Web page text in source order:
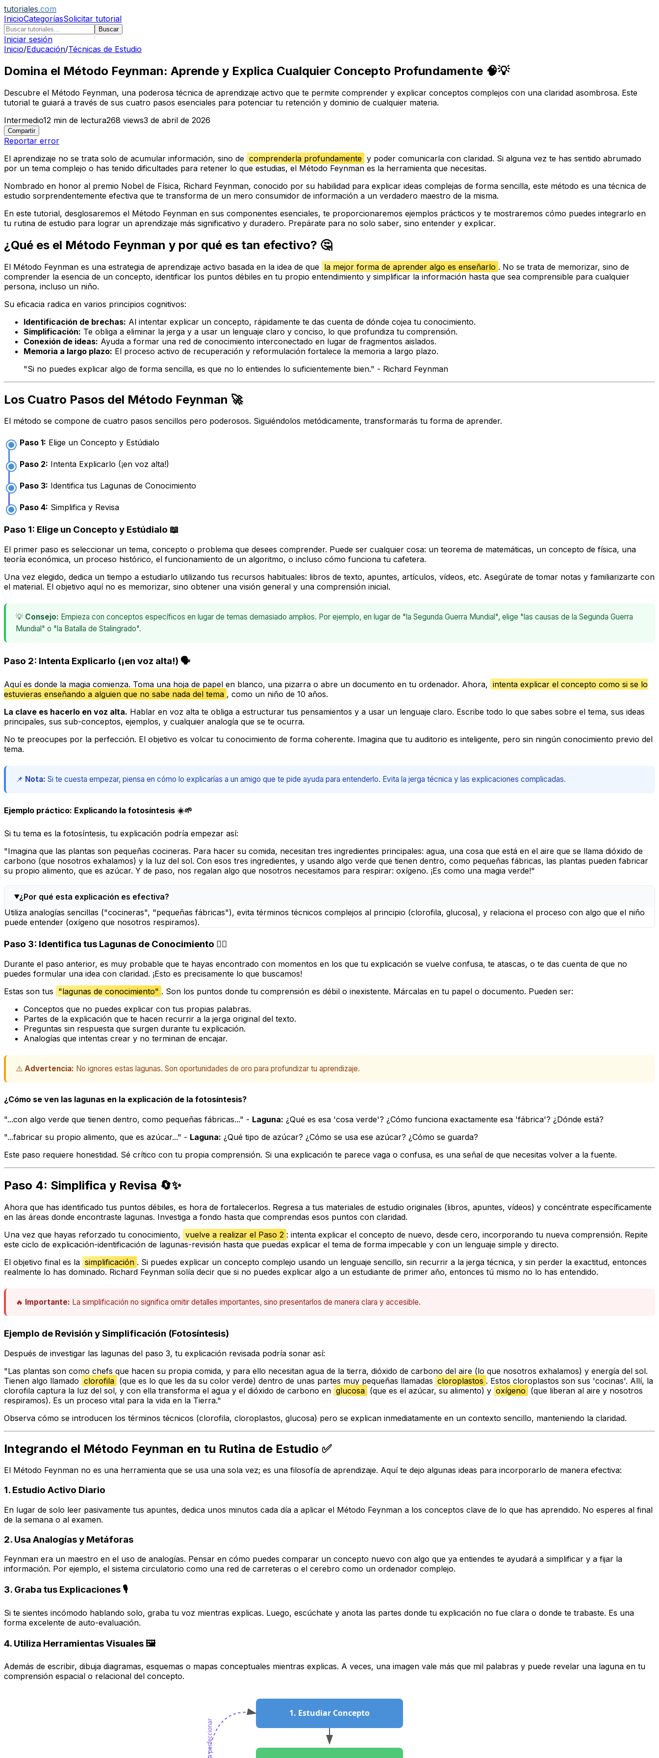
tutoriales.com
InicioCategoríasSolicitar tutorial
Buscar
Iniciar sesión
Inicio/Educación/Técnicas de Estudio
Domina el Método Feynman: Aprende y Explica Cualquier Concepto Profundamente 🧠💡
Descubre el Método Feynman, una poderosa técnica de aprendizaje activo que te permite comprender y explicar conceptos complejos con una claridad asombrosa. Este
tutorial te guiará a través de sus cuatro pasos esenciales para potenciar tu retención y dominio de cualquier materia.
Intermedio12 min de lectura268 views3 de abril de 2026
Compartir
Reportar error
El aprendizaje no se trata solo de acumular información, sino de comprenderla profundamente y poder comunicarla con claridad. Si alguna vez te has sentido abrumado
por un tema complejo o has tenido dificultades para retener lo que estudias, el Método Feynman es la herramienta que necesitas.
Nombrado en honor al premio Nobel de Física, Richard Feynman, conocido por su habilidad para explicar ideas complejas de forma sencilla, este método es una técnica de
estudio sorprendentemente efectiva que te transforma de un mero consumidor de información a un verdadero maestro de la misma.
En este tutorial, desglosaremos el Método Feynman en sus componentes esenciales, te proporcionaremos ejemplos prácticos y te mostraremos cómo puedes integrarlo en
tu rutina de estudio para lograr un aprendizaje más significativo y duradero. Prepárate para no solo saber, sino entender y explicar.
¿Qué es el Método Feynman y por qué es tan efectivo? 🤔
El Método Feynman es una estrategia de aprendizaje activo basada en la idea de que la mejor forma de aprender algo es enseñarlo . No se trata de memorizar, sino de
comprender la esencia de un concepto, identificar los puntos débiles en tu propio entendimiento y simplificar la información hasta que sea comprensible para cualquier
persona, incluso un niño.
Su eficacia radica en varios principios cognitivos:
Identificación de brechas: Al intentar explicar un concepto, rápidamente te das cuenta de dónde cojea tu conocimiento.
Simplificación: Te obliga a eliminar la jerga y a usar un lenguaje claro y conciso, lo que profundiza tu comprensión.
Conexión de ideas: Ayuda a formar una red de conocimiento interconectado en lugar de fragmentos aislados.
Memoria a largo plazo: El proceso activo de recuperación y reformulación fortalece la memoria a largo plazo.
"Si no puedes explicar algo de forma sencilla, es que no lo entiendes lo suficientemente bien." - Richard Feynman
Los Cuatro Pasos del Método Feynman 🚀
El método se compone de cuatro pasos sencillos pero poderosos. Siguiéndolos metódicamente, transformarás tu forma de aprender.
Paso 1: Elige un Concepto y Estúdialo
Paso 2: Intenta Explicarlo (¡en voz alta!)
Paso 3: Identifica tus Lagunas de Conocimiento
Paso 4: Simplifica y Revisa
Paso 1: Elige un Concepto y Estúdialo 📖
El primer paso es seleccionar un tema, concepto o problema que desees comprender. Puede ser cualquier cosa: un teorema de matemáticas, un concepto de física, una
teoría económica, un proceso histórico, el funcionamiento de un algoritmo, o incluso cómo funciona tu cafetera.
Una vez elegido, dedica un tiempo a estudiarlo utilizando tus recursos habituales: libros de texto, apuntes, artículos, vídeos, etc. Asegúrate de tomar notas y familiarizarte con
el material. El objetivo aquí no es memorizar, sino obtener una visión general y una comprensión inicial.
💡 Consejo: Empieza con conceptos específicos en lugar de temas demasiado amplios. Por ejemplo, en lugar de "la Segunda Guerra Mundial", elige "las causas de la Segunda Guerra
Mundial" o "la Batalla de Stalingrado".
Paso 2: Intenta Explicarlo (¡en voz alta!) 🗣️
Aquí es donde la magia comienza. Toma una hoja de papel en blanco, una pizarra o abre un documento en tu ordenador. Ahora, intenta explicar el concepto como si se lo
estuvieras enseñando a alguien que no sabe nada del tema , como un niño de 10 años.
La clave es hacerlo en voz alta. Hablar en voz alta te obliga a estructurar tus pensamientos y a usar un lenguaje claro. Escribe todo lo que sabes sobre el tema, sus ideas
principales, sus sub-conceptos, ejemplos, y cualquier analogía que se te ocurra.
No te preocupes por la perfección. El objetivo es volcar tu conocimiento de forma coherente. Imagina que tu auditorio es inteligente, pero sin ningún conocimiento previo del
tema.
📌 Nota: Si te cuesta empezar, piensa en cómo lo explicarías a un amigo que te pide ayuda para entenderlo. Evita la jerga técnica y las explicaciones complicadas.
Ejemplo práctico: Explicando la fotosíntesis ☀️🌱
Si tu tema es la fotosíntesis, tu explicación podría empezar así:
"Imagina que las plantas son pequeñas cocineras. Para hacer su comida, necesitan tres ingredientes principales: agua, una cosa que está en el aire que se llama dióxido de
carbono (que nosotros exhalamos) y la luz del sol. Con esos tres ingredientes, y usando algo verde que tienen dentro, como pequeñas fábricas, las plantas pueden fabricar
su propio alimento, que es azúcar. Y de paso, nos regalan algo que nosotros necesitamos para respirar: oxígeno. ¡Es como una magia verde!"
¿Por qué esta explicación es efectiva?
Utiliza analogías sencillas ("cocineras", "pequeñas fábricas"), evita términos técnicos complejos al principio (clorofila, glucosa), y relaciona el proceso con algo que el niño
puede entender (oxígeno que nosotros respiramos).
Paso 3: Identifica tus Lagunas de Conocimiento 🕵️‍♀️
Durante el paso anterior, es muy probable que te hayas encontrado con momentos en los que tu explicación se vuelve confusa, te atascas, o te das cuenta de que no
puedes formular una idea con claridad. ¡Esto es precisamente lo que buscamos!
Estas son tus "lagunas de conocimiento" . Son los puntos donde tu comprensión es débil o inexistente. Márcalas en tu papel o documento. Pueden ser:
Conceptos que no puedes explicar con tus propias palabras.
Partes de la explicación que te hacen recurrir a la jerga original del texto.
Preguntas sin respuesta que surgen durante tu explicación.
Analogías que intentas crear y no terminan de encajar.
⚠️ Advertencia: No ignores estas lagunas. Son oportunidades de oro para profundizar tu aprendizaje.
¿Cómo se ven las lagunas en la explicación de la fotosíntesis?
"...con algo verde que tienen dentro, como pequeñas fábricas..." - Laguna: ¿Qué es esa 'cosa verde'? ¿Cómo funciona exactamente esa 'fábrica'? ¿Dónde está?
"...fabricar su propio alimento, que es azúcar..." - Laguna: ¿Qué tipo de azúcar? ¿Cómo se usa ese azúcar? ¿Cómo se guarda?
Este paso requiere honestidad. Sé crítico con tu propia comprensión. Si una explicación te parece vaga o confusa, es una señal de que necesitas volver a la fuente.
Paso 4: Simplifica y Revisa 🔄✨
Ahora que has identificado tus puntos débiles, es hora de fortalecerlos. Regresa a tus materiales de estudio originales (libros, apuntes, vídeos) y concéntrate específicamente
en las áreas donde encontraste lagunas. Investiga a fondo hasta que comprendas esos puntos con claridad.
Una vez que hayas reforzado tu conocimiento, vuelve a realizar el Paso 2 : intenta explicar el concepto de nuevo, desde cero, incorporando tu nueva comprensión. Repite
este ciclo de explicación-identificación de lagunas-revisión hasta que puedas explicar el tema de forma impecable y con un lenguaje simple y directo.
El objetivo final es la simplificación . Si puedes explicar un concepto complejo usando un lenguaje sencillo, sin recurrir a la jerga técnica, y sin perder la exactitud, entonces
realmente lo has dominado. Richard Feynman solía decir que si no puedes explicar algo a un estudiante de primer año, entonces tú mismo no lo has entendido.
🔥 Importante: La simplificación no significa omitir detalles importantes, sino presentarlos de manera clara y accesible.
Ejemplo de Revisión y Simplificación (Fotosíntesis)
Después de investigar las lagunas del paso 3, tu explicación revisada podría sonar así:
"Las plantas son como chefs que hacen su propia comida, y para ello necesitan agua de la tierra, dióxido de carbono del aire (lo que nosotros exhalamos) y energía del sol.
Tienen algo llamado clorofila (que es lo que les da su color verde) dentro de unas partes muy pequeñas llamadas cloroplastos . Estos cloroplastos son sus 'cocinas'. Allí, la
clorofila captura la luz del sol, y con ella transforma el agua y el dióxido de carbono en glucosa (que es el azúcar, su alimento) y oxígeno (que liberan al aire y nosotros
respiramos). Es un proceso vital para la vida en la Tierra."
Observa cómo se introducen los términos técnicos (clorofila, cloroplastos, glucosa) pero se explican inmediatamente en un contexto sencillo, manteniendo la claridad.
Integrando el Método Feynman en tu Rutina de Estudio ✅
El Método Feynman no es una herramienta que se usa una sola vez; es una filosofía de aprendizaje. Aquí te dejo algunas ideas para incorporarlo de manera efectiva:
1. Estudio Activo Diario
En lugar de solo leer pasivamente tus apuntes, dedica unos minutos cada día a aplicar el Método Feynman a los conceptos clave de lo que has aprendido. No esperes al final
de la semana o al examen.
2. Usa Analogías y Metáforas
Feynman era un maestro en el uso de analogías. Pensar en cómo puedes comparar un concepto nuevo con algo que ya entiendes te ayudará a simplificar y a fijar la
información. Por ejemplo, el sistema circulatorio como una red de carreteras o el cerebro como un ordenador complejo.
3. Graba tus Explicaciones 🎙️
Si te sientes incómodo hablando solo, graba tu voz mientras explicas. Luego, escúchate y anota las partes donde tu explicación no fue clara o donde te trabaste. Es una
forma excelente de auto-evaluación.
4. Utiliza Herramientas Visuales 🖼️
Además de escribir, dibuja diagramas, esquemas o mapas conceptuales mientras explicas. A veces, una imagen vale más que mil palabras y puede revelar una laguna en tu
comprensión espacial o relacional del concepto.
1. Estudiar Concepto